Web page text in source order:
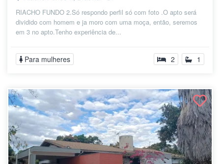
RIACHO FUNDO 2.Só respondo perfil só com foto .O apto será
dividido com homem e ja moro com uma moça, então, seremos
em 3 no apto.Tenho experiência de...
Para mulheres 2 1